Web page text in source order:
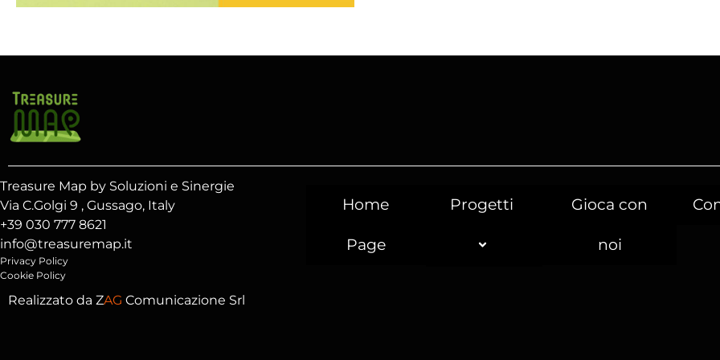
Treasure Map by Soluzioni e Sinergie
Via C.Golgi 9 , Gussago, Italy
+39 030 777 8621
info@treasuremap.it
Privacy Policy
Cookie Policy
Home
Page
Progetti Gioca con
noi
Realizzato da ZAG Comunicazione Srl